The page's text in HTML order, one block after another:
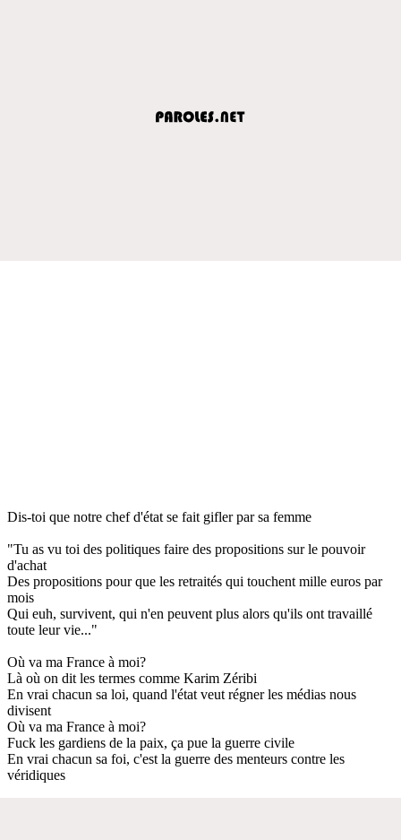
Dis-toi que notre chef d'état se fait gifler par sa femme
"Tu as vu toi des politiques faire des propositions sur le pouvoir
d'achat
Des propositions pour que les retraités qui touchent mille euros par
mois
Qui euh, survivent, qui n'en peuvent plus alors qu'ils ont travaillé
toute leur vie..."
Où va ma France à moi?
Là où on dit les termes comme Karim Zéribi
En vrai chacun sa loi, quand l'état veut régner les médias nous
divisent
Où va ma France à moi?
Fuck les gardiens de la paix, ça pue la guerre civile
En vrai chacun sa foi, c'est la guerre des menteurs contre les
véridiques